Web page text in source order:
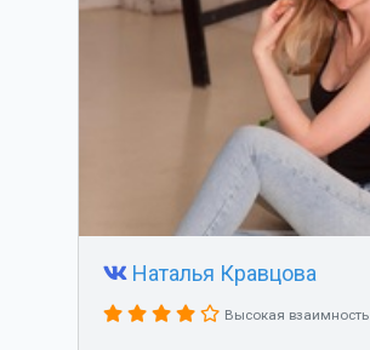
Наталья Кравцова
Высокая взаимность